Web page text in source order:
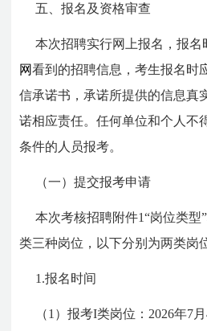
五、报名及资格审查
本次招聘实行网上报名，报名
网看到的招聘信息，考生报名时
信承诺书，承诺所提供的信息真
诺相应责任。任何单位和个人不
条件的人员报考。
（一）提交报考申请
本次考核招聘附件1“岗位类型
类三种岗位 ，以下分别为两类岗
1.报名时间
（1）报考I类岗位：2026年7